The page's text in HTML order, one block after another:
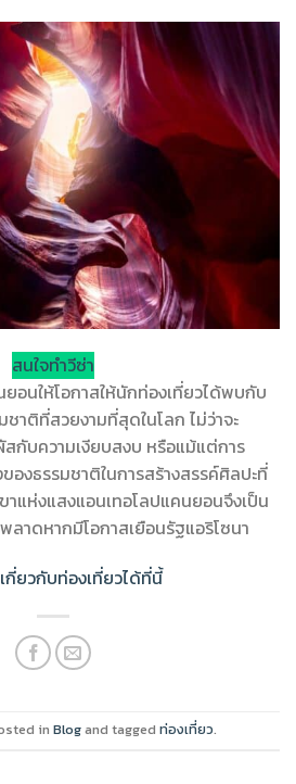
สนใจทำวีซ่า
อนให้โอกาสให้นักท่องเที่ยวได้พบกับ
าติที่สวยงามที่สุดในโลก ไม่ว่าจะ
กับความเงียบสงบ หรือแม้แต่การ
องธรรมชาติในการสร้างสรรค์ศิลปะที่
าแห่งแสงแอนเทอโลปแคนยอนจึงเป็น
าดหากมีโอกาสเยือนรัฐแอริโซนา
กี่ยวกับท่องเที่ยวได้ที่นี้
in Blogand tagged ท่องเที่ยว.